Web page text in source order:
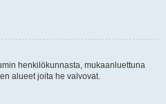
henkilökunnasta, mukaanluettuna
alueet joita he valvovat.